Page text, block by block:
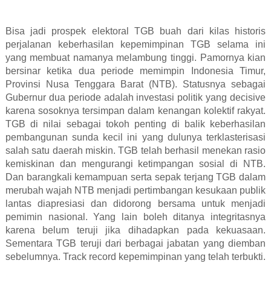
Bisa jadi prospek elektoral TGB buah dari kilas historis
perjalanan keberhasilan kepemimpinan TGB selama ini
yang membuat namanya melambung tinggi. Pamornya kian
bersinar ketika dua periode memimpin Indonesia Timur,
Provinsi Nusa Tenggara Barat (NTB). Statusnya sebagai
Gubernur dua periode adalah investasi politik yang decisive
karena sosoknya tersimpan dalam kenangan kolektif rakyat.
TGB di nilai sebagai tokoh penting di balik keberhasilan
pembangunan sunda kecil ini yang dulunya terklasterisasi
salah satu daerah miskin. TGB telah berhasil menekan rasio
kemiskinan dan mengurangi ketimpangan sosial di NTB.
Dan barangkali kemampuan serta sepak terjang TGB dalam
merubah wajah NTB menjadi pertimbangan kesukaan publik
lantas diapresiasi dan didorong bersama untuk menjadi
pemimin nasional. Yang lain boleh ditanya integritasnya
karena belum teruji jika dihadapkan pada kekuasaan.
Sementara TGB teruji dari berbagai jabatan yang diemban
sebelumnya. Track record kepemimpinan yang telah terbukti.